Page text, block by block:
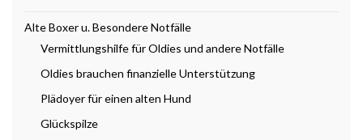
Alte Boxer u. Besondere Notfälle
Vermittlungshilfe für Oldies und andere Notfälle
Oldies brauchen finanzielle Unterstützung
Plädoyer für einen alten Hund
Glückspilze